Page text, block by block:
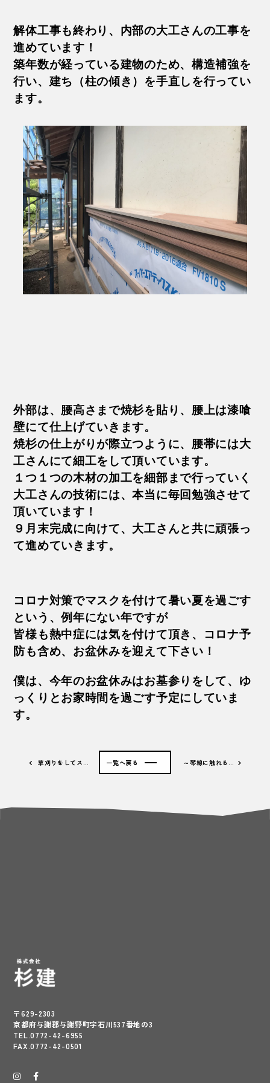
解体工事も終わり、内部の大工さんの工事を
進めています！
築年数が経っている建物のため、構造補強を
行い、建ち（柱の傾き）を手直しを行ってい
ます。
外部は、腰高さまで焼杉を貼り、腰上は漆喰
壁にて仕上げていきます。
焼杉の仕上がりが際立つように、腰帯には大
工さんにて細工をして頂いています。
１つ１つの木材の加工を細部まで行っていく
大工さんの技術には、本当に毎回勉強させて
頂いています！
９月末完成に向けて、大工さんと共に頑張っ
て進めていきます。
コロナ対策でマスクを付けて暑い夏を過ごす
という、例年にない年ですが
皆様も熱中症には気を付けて頂き、コロナ予
防も含め、お盆休みを迎えて下さい！
僕は、今年のお盆休みはお墓参りをして、ゆ
っくりとお家時間を過ごす予定にしていま
す。
草刈りをしてス… ～琴線に触れる…
一覧へ戻る
〒629-2303
京都府与謝郡与謝野町字石川537番地の3
TEL.0772-42-6955
FAX.0772-42-0501